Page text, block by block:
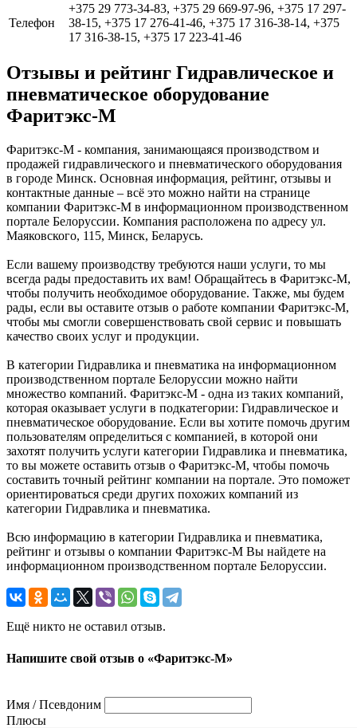
Телефон
+375 29 773-34-83, +375 29 669-97-96, +375 17 297-
38-15, +375 17 276-41-46, +375 17 316-38-14, +375
17 316-38-15, +375 17 223-41-46
Отзывы и рейтинг Гидравлическое и
пневматическое оборудование
Фаритэкс-М
Фаритэкс-М - компания, занимающаяся производством и
продажей гидравлического и пневматического оборудования
в городе Минск. Основная информация, рейтинг, отзывы и
контактные данные – всё это можно найти на странице
компании Фаритэкс-М в информационном производственном
портале Белоруссии. Компания расположена по адресу ул.
Маяковского, 115, Минск, Беларусь.
Если вашему производству требуются наши услуги, то мы
всегда рады предоставить их вам! Обращайтесь в Фаритэкс-М,
чтобы получить необходимое оборудование. Также, мы будем
рады, если вы оставите отзыв о работе компании Фаритэкс-М,
чтобы мы смогли совершенствовать свой сервис и повышать
качество своих услуг и продукции.
В категории Гидравлика и пневматика на информационном
производственном портале Белоруссии можно найти
множество компаний. Фаритэкс-М - одна из таких компаний,
которая оказывает услуги в подкатегории: Гидравлическое и
пневматическое оборудование. Если вы хотите помочь другим
пользователям определиться с компанией, в которой они
захотят получить услуги категории Гидравлика и пневматика,
то вы можете оставить отзыв о Фаритэкс-М, чтобы помочь
составить точный рейтинг компании на портале. Это поможет
ориентироваться среди других похожих компаний из
категории Гидравлика и пневматика.
Всю информацию в категории Гидравлика и пневматика,
рейтинг и отзывы о компании Фаритэкс-М Вы найдете на
информационном производственном портале Белоруссии.
Ещё никто не оставил отзыв.
Напишите свой отзыв о «Фаритэкс-М»
Имя / Псевдоним
Плюсы